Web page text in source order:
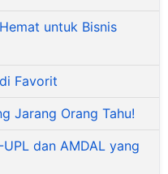
untuk Bisnis
Favorit
Jarang Orang Tahu!
dan AMDAL yang